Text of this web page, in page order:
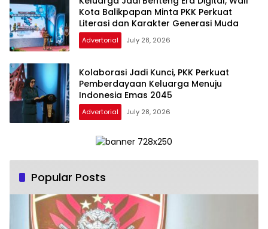
Kota Balikpapan Minta PKK Perkuat
Literasi dan Karakter Generasi Muda
Advertorial July 28, 2026
Kolaborasi Jadi Kunci, PKK Perkuat
Pemberdayaan Keluarga Menuju
Indonesia Emas 2045
Advertorial July 28, 2026
Popular Posts